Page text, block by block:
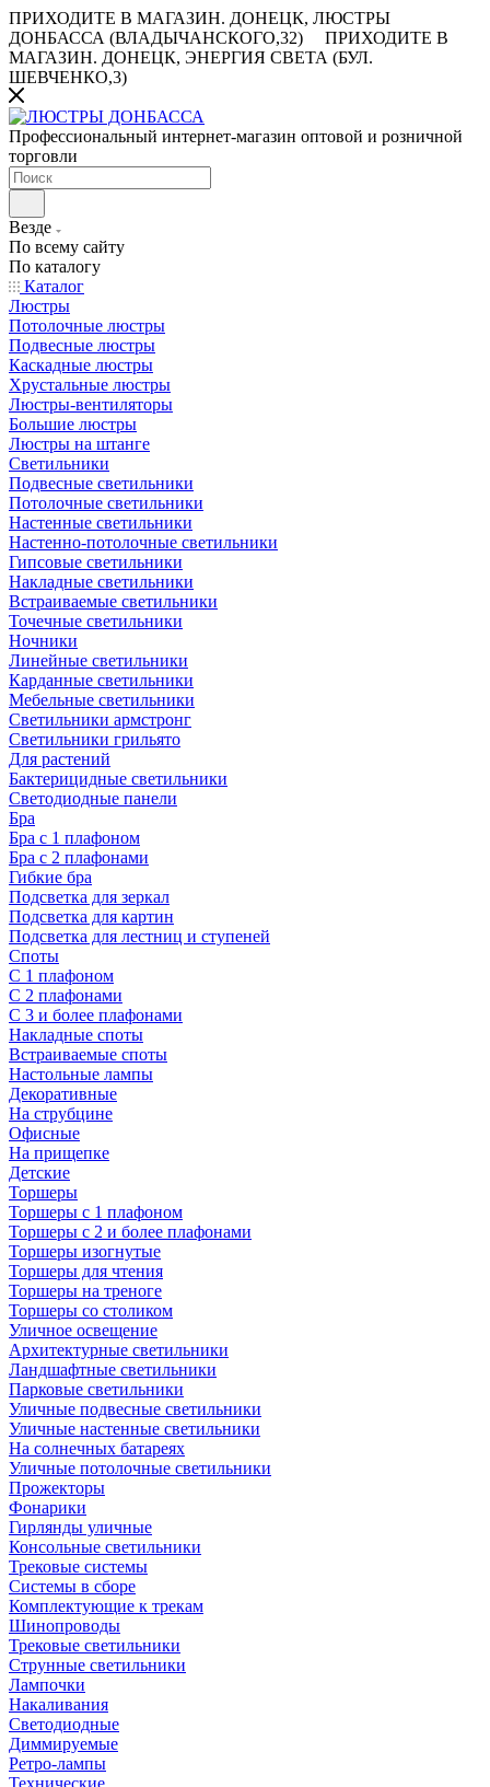
ПРИХОДИТЕ В МАГАЗИН. ДОНЕЦК, ЛЮСТРЫ
ДОНБАССА (ВЛАДЫЧАНСКОГО,32)
ПРИХОДИТЕ В
МАГАЗИН. ДОНЕЦК, ЭНЕРГИЯ СВЕТА (БУЛ.
ШЕВЧЕНКО,3)
Профессиональный интернет-магазин оптовой и розничной
торговли
Везде
По всему сайту
По каталогу
Каталог
Люстры
Потолочные люстры
Подвесные люстры
Каскадные люстры
Хрустальные люстры
Люстры-вентиляторы
Большие люстры
Люстры на штанге
Светильники
Подвесные светильники
Потолочные светильники
Настенные светильники
Настенно-потолочные светильники
Гипсовые светильники
Накладные светильники
Встраиваемые светильники
Точечные светильники
Ночники
Линейные светильники
Карданные светильники
Мебельные светильники
Светильники армстронг
Светильники грильято
Для растений
Бактерицидные светильники
Светодиодные панели
Бра
Бра с 1 плафоном
Бра с 2 плафонами
Гибкие бра
Подсветка для зеркал
Подсветка для картин
Подсветка для лестниц и ступеней
Споты
С 1 плафоном
С 2 плафонами
С 3 и более плафонами
Накладные споты
Встраиваемые споты
Настольные лампы
Декоративные
На струбцине
Офисные
На прищепке
Детские
Торшеры
Торшеры с 1 плафоном
Торшеры с 2 и более плафонами
Торшеры изогнутые
Торшеры для чтения
Торшеры на треноге
Торшеры со столиком
Уличное освещение
Архитектурные светильники
Ландшафтные светильники
Парковые светильники
Уличные подвесные светильники
Уличные настенные светильники
На солнечных батареях
Уличные потолочные светильники
Прожекторы
Фонарики
Гирлянды уличные
Консольные светильники
Трековые системы
Системы в сборе
Комплектующие к трекам
Шинопроводы
Трековые светильники
Струнные светильники
Лампочки
Накаливания
Светодиодные
Диммируемые
Ретро-лампы
Технические